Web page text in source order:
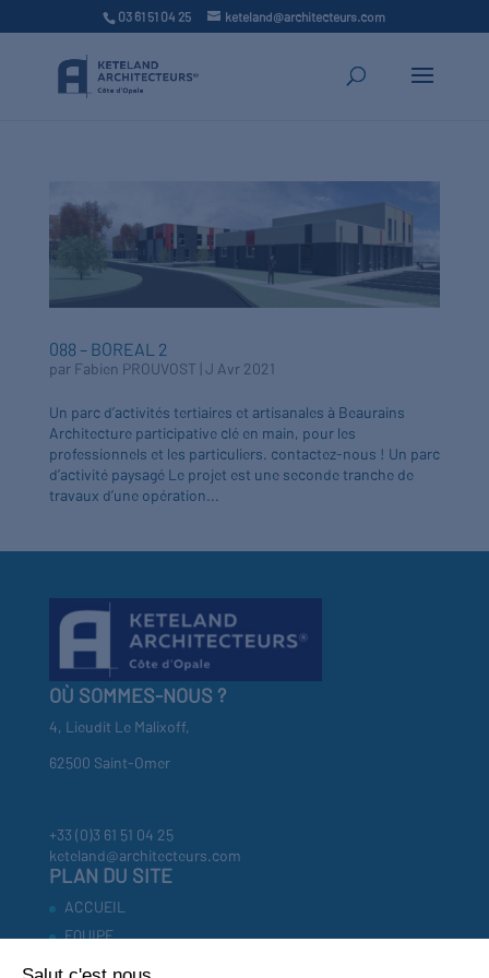
03 61 51 04 25 keteland@architecteurs.com
088 – BOREAL 2
par Fabien PROUVOST |J Avr 2021
Un parc d’activités tertiaires et artisanales à Beaurains
Architecture participative clé en main, pour les
professionnels et les particuliers. contactez-nous ! Un parc
d’activité paysagé Le projet est une seconde tranche de
travaux d’une opération...
OÙ SOMMES-NOUS ?
4, Lieudit Le Malixoff,
62500 Saint-Omer
+33 (0)3 61 51 04 25
keteland@architecteurs.com
PLAN DU SITE
ACCUEIL
EQUIPE